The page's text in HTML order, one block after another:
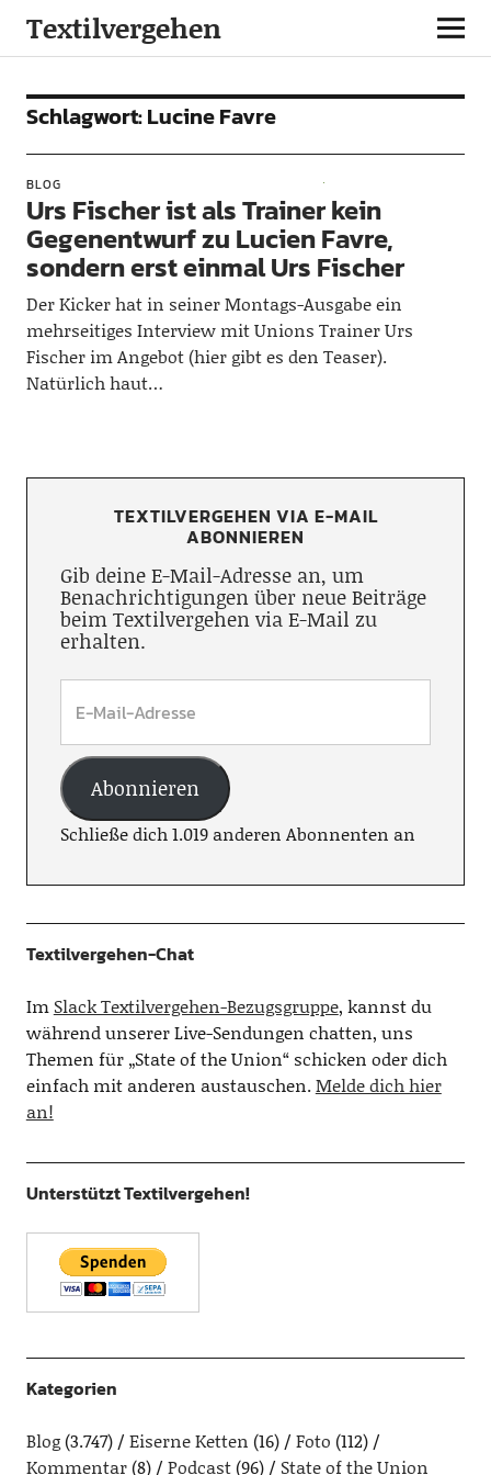
Textilvergehen
Schlagwort:Lucine Favre
BLOG
Urs Fischer ist als Trainer kein
Gegenentwurf zu Lucien Favre,
sondern erst einmal Urs Fischer
Der Kicker hat in seiner Montags-Ausgabe ein
mehrseitiges Interview mit Unions Trainer Urs
Fischer im Angebot (hier gibt es den Teaser).
Natürlich haut…
TEXTILVERGEHEN VIA E-MAIL
ABONNIEREN
Gib deine E-Mail-Adresse an, um
Benachrichtigungen über neue Beiträge
beim Textilvergehen via E-Mail zu
erhalten.
Abonnieren
Schließe dich 1.019 anderen Abonnenten an
Textilvergehen-Chat
Im Slack Textilvergehen-Bezugsgruppe, kannst du
während unserer Live-Sendungen chatten, uns
Themen für „State of the Union“ schicken oder dich
einfach mit anderen austauschen.Melde dich hier
an!
Unterstützt Textilvergehen!
Kategorien
Blog(3.747) Eiserne Ketten (16) Foto (112)
Kommentar(8) Podcast(96) State of the Union